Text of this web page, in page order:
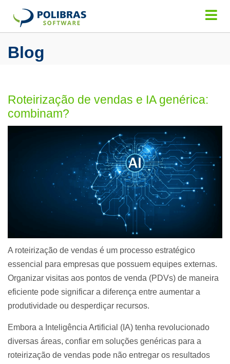
Blog
Roteirização de vendas e IA genérica:
combinam?
A roteirização de vendas é um processo estratégico
essencial para empresas que possuem equipes externas.
Organizar visitas aos pontos de venda (PDVs) de maneira
eficiente pode significar a diferença entre aumentar a
produtividade ou desperdiçar recursos.
Embora a Inteligência Artificial (IA) tenha revolucionado
diversas áreas, confiar em soluções genéricas para a
roteirização de vendas pode não entregar os resultados